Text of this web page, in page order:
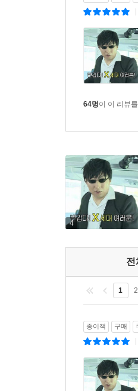
주었다. 우리는
이 책은 대한민
대한민국 미래는
- 현웅재_한국푸
다른 세대에 대
들여다보게 해준
- 강성권_SAP
64명이 이 리뷰
4
전
1 2
종이책 구매